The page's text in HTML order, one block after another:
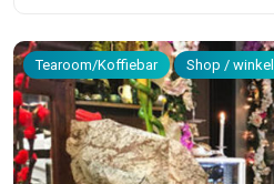
Tearoom/Koffiebar Shop / winkel